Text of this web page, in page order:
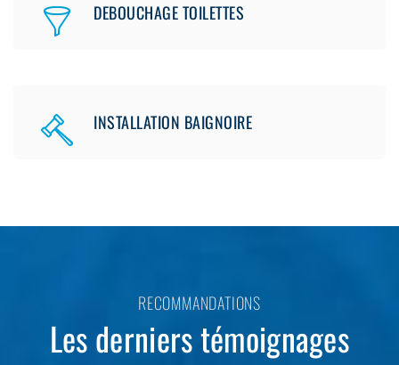
DEBOUCHAGE TOILETTES
INSTALLATION BAIGNOIRE
RECOMMANDATIONS
Les derniers témoignages